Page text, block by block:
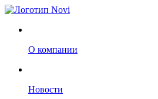
О компании
Новости